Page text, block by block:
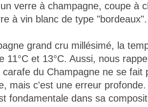
verre à champagne, coupe à
à vin blanc de type "bordeaux".
grand cru millésimé, la
11°C et 13°C. Aussi, nous
carafe du Champagne ne se
mais c'est une erreur
fondamentale dans sa